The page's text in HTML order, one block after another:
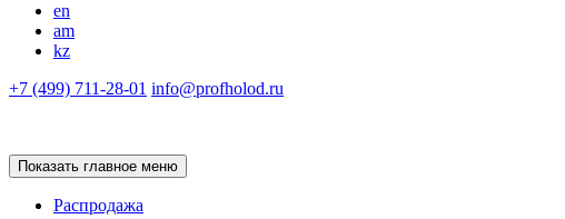
en
am
kz
+7 (499) 711-28-01 info@profholod.ru
Показать главное меню
Распродажа